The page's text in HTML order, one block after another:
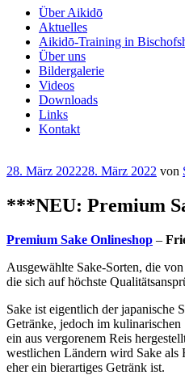
Über Aikidō
Aktuelles
Aikidō-Training in
Über uns
Bildergalerie
Videos
Downloads
Links
Kontakt
Veröffentlicht
28. März 202228. März 2022 von
***NEU: Premium
Premium Sake Onlineshop –
Ausgewählte Sake-Sorten, die
die sich auf höchste
Sake ist eigentlich der japanische
Getränke, jedoch im kulinarischen
ein aus vergorenem Reis
westlichen Ländern wird Sake als
eher ein bierartiges Getränk ist.